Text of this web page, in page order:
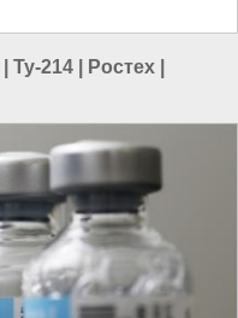
Ту-214 Ростех